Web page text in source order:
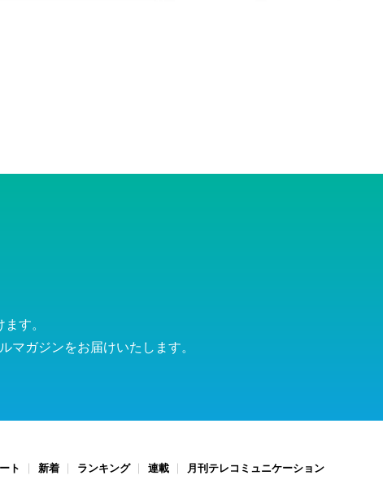
す。
マガジンをお届けいたします。
ト 新着 ランキング 連載 月刊テレコミュニケーション